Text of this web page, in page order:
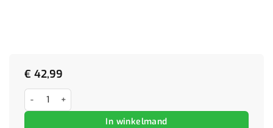
€ 42,99
Nachtkastjes met LED verlichting 2 stuks Gerookt Eiken
In winkelmand